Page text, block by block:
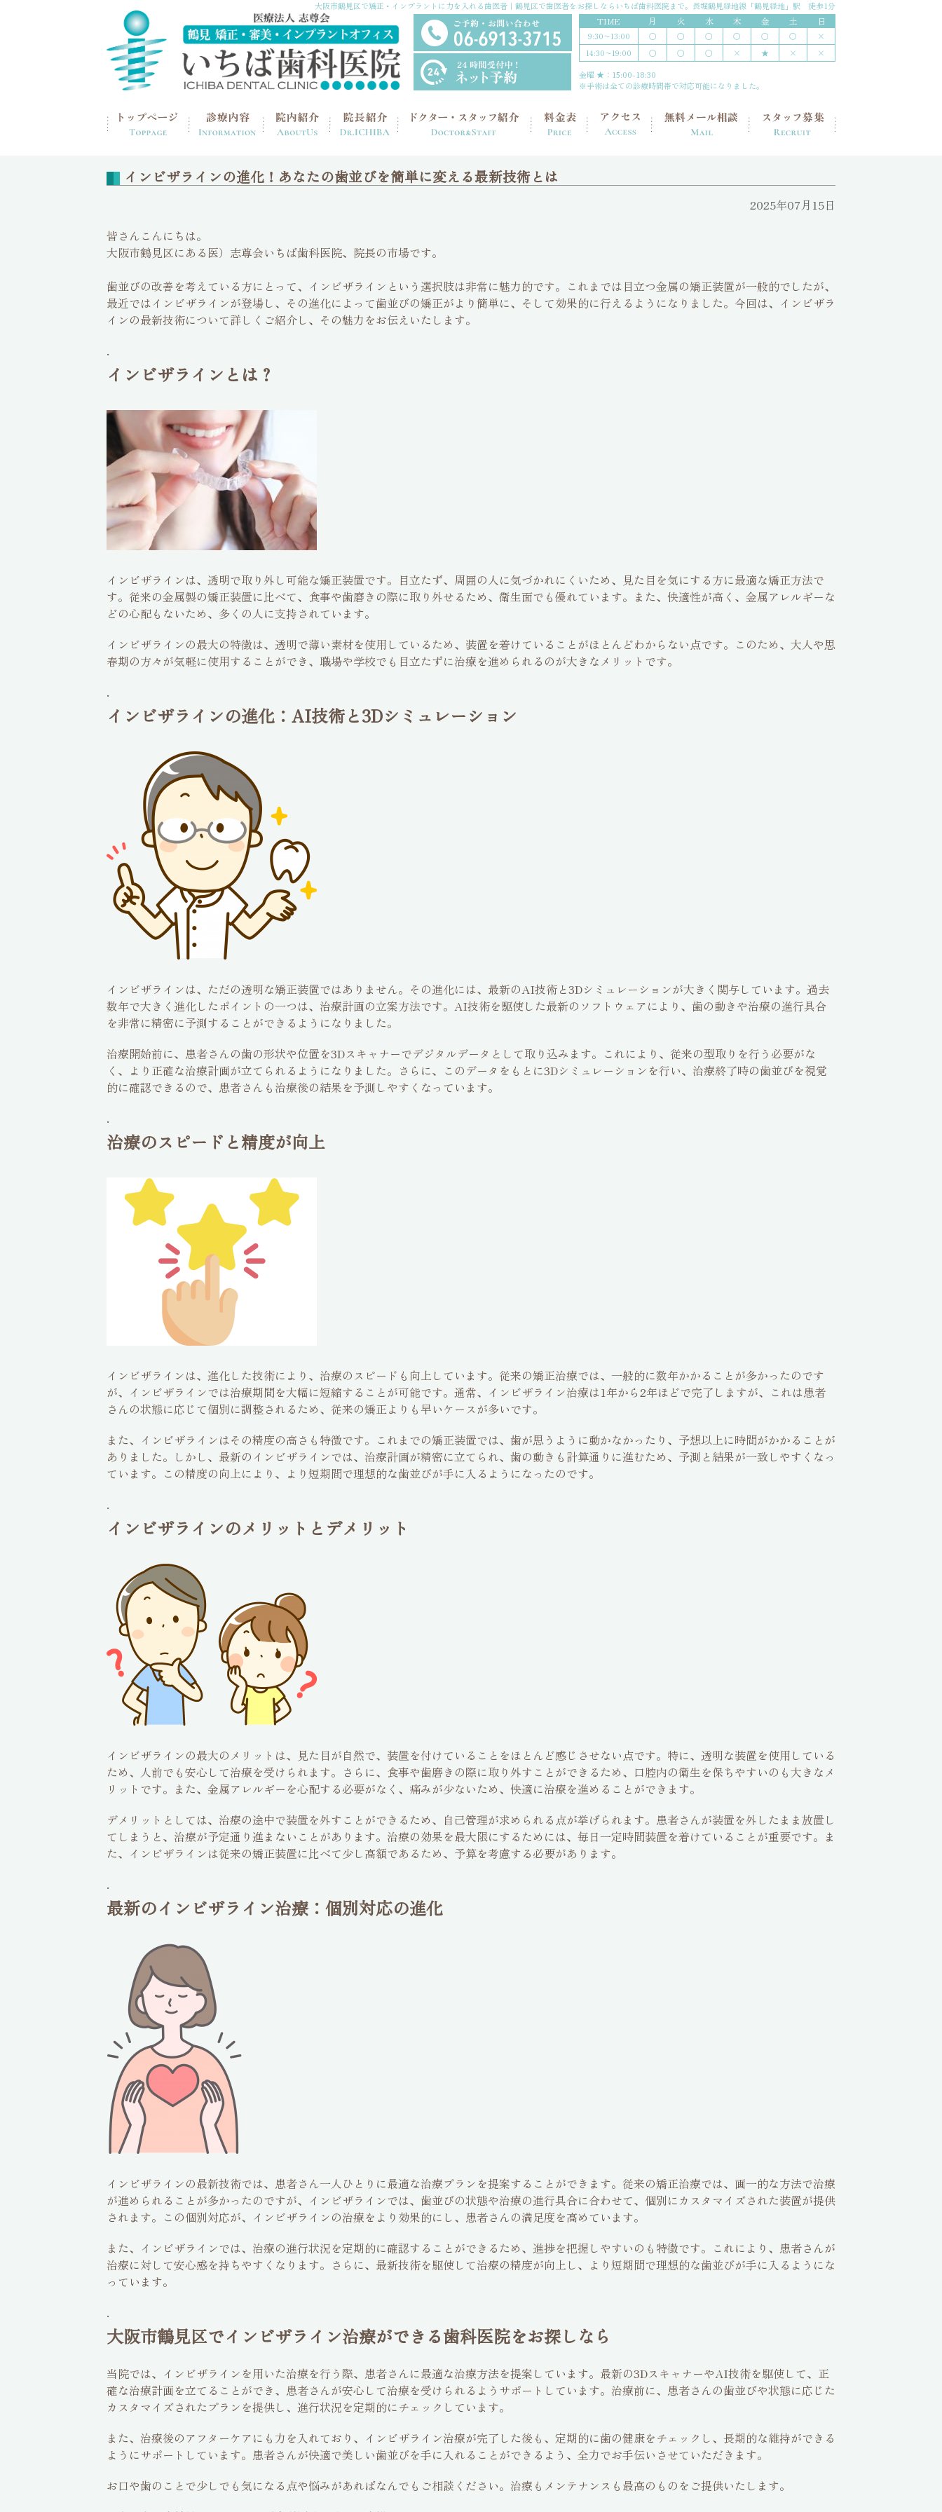
大阪市鶴見区で矯正・インプラントに力を入れる歯医者｜鶴見区で歯医者をお探しならいちば歯科医院まで。 長堀鶴見緑地線「鶴見緑地」駅 徒歩1分
TIME 月 火 水 木 金 土 日
9:30〜13:00 ○ ○ ○ 〇 ○ 〇 ×
14:30〜19:00 ○ ○ ○ × ★ ×
×
金曜 ★：15:00-18:30
※手術は全ての診療時間帯で対応可能になりました。
インビザラインの進化！あなたの歯並びを簡単に変える最新技術とは
2025年07月15日
皆さんこんにちは。
大阪市鶴見区にある医）志尊会いちば歯科医院、院長の市場です。
歯並びの改善を考えている方にとって、インビザラインという選択肢は非常に魅力的です。これまでは目立つ金属の矯正装置が一般的でしたが、
最近ではインビザラインが登場し、その進化によって歯並びの矯正がより簡単に、そして効果的に行えるようになりました。今回は、インビザラ
インの最新技術について詳しくご紹介し、その魅力をお伝えいたします。
.
インビザラインとは？
インビザラインは、透明で取り外し可能な矯正装置です。目立たず、周囲の人に気づかれにくいため、見た目を気にする方に最適な矯正方法で
す。従来の金属製の矯正装置に比べて、食事や歯磨きの際に取り外せるため、衛生面でも優れています。また、快適性が高く、金属アレルギーな
どの心配もないため、多くの人に支持されています。
インビザラインの最大の特徴は、透明で薄い素材を使用しているため、装置を着けていることがほとんどわからない点です。このため、大人や思
春期の方々が気軽に使用することができ、職場や学校でも目立たずに治療を進められるのが大きなメリットです。
.
インビザラインの進化：AI技術と3Dシミュレーション
インビザラインは、ただの透明な矯正装置ではありません。その進化には、最新のAI技術と3Dシミュレーションが大きく関与しています。過去
数年で大きく進化したポイントの一つは、治療計画の立案方法です。AI技術を駆使した最新のソフトウェアにより、歯の動きや治療の進行具合
を非常に精密に予測することができるようになりました。
治療開始前に、患者さんの歯の形状や位置を3Dスキャナーでデジタルデータとして取り込みます。これにより、従来の型取りを行う必要がな
く、より正確な治療計画が立てられるようになりました。さらに、このデータをもとに3Dシミュレーションを行い、治療終了時の歯並びを視覚
的に確認できるので、患者さんも治療後の結果を予測しやすくなっています。
.
治療のスピードと精度が向上
インビザラインは、進化した技術により、治療のスピードも向上しています。従来の矯正治療では、一般的に数年かかることが多かったのです
が、インビザラインでは治療期間を大幅に短縮することが可能です。通常、インビザライン治療は1年から2年ほどで完了しますが、これは患者
さんの状態に応じて個別に調整されるため、従来の矯正よりも早いケースが多いです。
また、インビザラインはその精度の高さも特徴です。これまでの矯正装置では、歯が思うように動かなかったり、予想以上に時間がかかることが
ありました。しかし、最新のインビザラインでは、治療計画が精密に立てられ、歯の動きも計算通りに進むため、予測と結果が一致しやすくなっ
ています。この精度の向上により、より短期間で理想的な歯並びが手に入るようになったのです。
.
インビザラインのメリットとデメリット
インビザラインの最大のメリットは、見た目が自然で、装置を付けていることをほとんど感じさせない点です。特に、透明な装置を使用している
ため、人前でも安心して治療を受けられます。さらに、食事や歯磨きの際に取り外すことができるため、口腔内の衛生を保ちやすいのも大きなメ
リットです。また、金属アレルギーを心配する必要がなく、痛みが少ないため、快適に治療を進めることができます。
デメリットとしては、治療の途中で装置を外すことができるため、自己管理が求められる点が挙げられます。患者さんが装置を外したまま放置し
てしまうと、治療が予定通り進まないことがあります。治療の効果を最大限にするためには、毎日一定時間装置を着けていることが重要です。ま
た、インビザラインは従来の矯正装置に比べて少し高額であるため、予算を考慮する必要があります。
.
最新のインビザライン治療：個別対応の進化
インビザラインの最新技術では、患者さん一人ひとりに最適な治療プランを提案することができます。従来の矯正治療では、画一的な方法で治療
が進められることが多かったのですが、インビザラインでは、歯並びの状態や治療の進行具合に合わせて、個別にカスタマイズされた装置が提供
されます。この個別対応が、インビザラインの治療をより効果的にし、患者さんの満足度を高めています。
また、インビザラインでは、治療の進行状況を定期的に確認することができるため、進捗を把握しやすいのも特徴です。これにより、患者さんが
治療に対して安心感を持ちやすくなります。さらに、最新技術を駆使して治療の精度が向上し、より短期間で理想的な歯並びが手に入るようにな
っています。
.
大阪市鶴見区でインビザライン治療ができる歯科医院をお探しなら
当院では、インビザラインを用いた治療を行う際、患者さんに最適な治療方法を提案しています。最新の3DスキャナーやAI技術を駆使して、正
確な治療計画を立てることができ、患者さんが安心して治療を受けられるようサポートしています。治療前に、患者さんの歯並びや状態に応じた
カスタマイズされたプランを提供し、進行状況を定期的にチェックしています。
また、治療後のアフターケアにも力を入れており、インビザライン治療が完了した後も、定期的に歯の健康をチェックし、長期的な維持ができる
ようにサポートしています。患者さんが快適で美しい歯並びを手に入れることができるよう、全力でお手伝いさせていただきます。
お口や歯のことで少しでも気になる点や悩みがあればなんでもご相談ください。治療もメンテナンスも最高のものをご提供いたします。